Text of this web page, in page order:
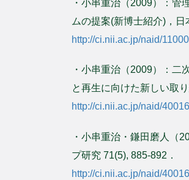
・小串重治（2009）：管
ムの提案(新博士紹介)，日
http://ci.nii.ac.jp/naid/
・小串重治（2009）：二
と再生に向けた新しい取
http://ci.nii.ac.jp/naid/
・小串重治・鎌田磨人（
プ研究 71(5), 885-892．
http://ci.nii.ac.jp/naid/